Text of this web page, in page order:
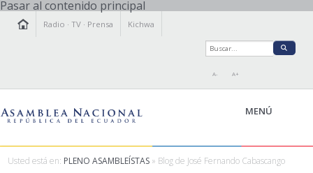
Pasar al contenido principal
Radio ·TV · Prensa Kichwa
A- A+
MENÚ
Usted está en: PLENO ASAMBLEÍSTAS » Blog de José Fernando Cabascango